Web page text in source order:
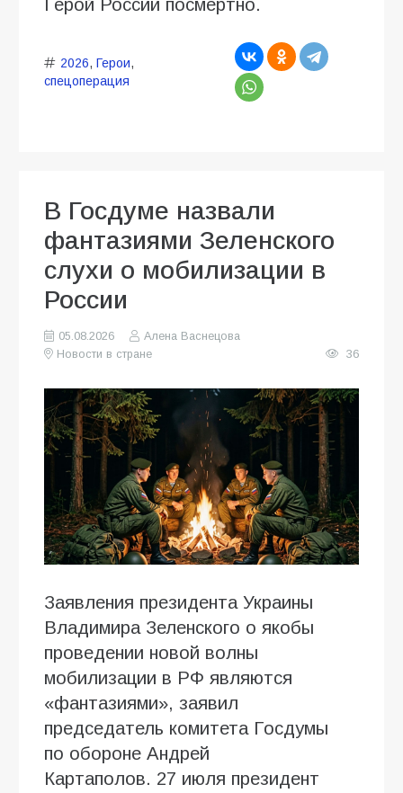
Герой России посмертно.
2026, Герои,
спецоперация
В Госдуме назвали
фантазиями Зеленского
слухи о мобилизации в
России
05.08.2026
Алена Васнецова
Новости в стране
36
Заявления президента Украины
Владимира Зеленского о якобы
проведении новой волны
мобилизации в РФ являются
«фантазиями», заявил
председатель комитета Госдумы
по обороне Андрей
Картаполов. 27 июля президент